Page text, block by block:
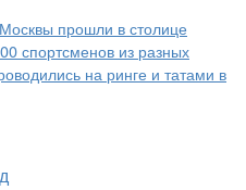
прошли в столице
спортсменов из разных
на ринге и татами в